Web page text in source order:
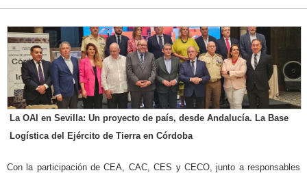
La OAI en Sevilla: Un proyecto de país, desde Andalucía. La Base
Logística del Ejército de Tierra en Córdoba
Con la participación de CEA, CAC, CES y CECO, junto a responsables